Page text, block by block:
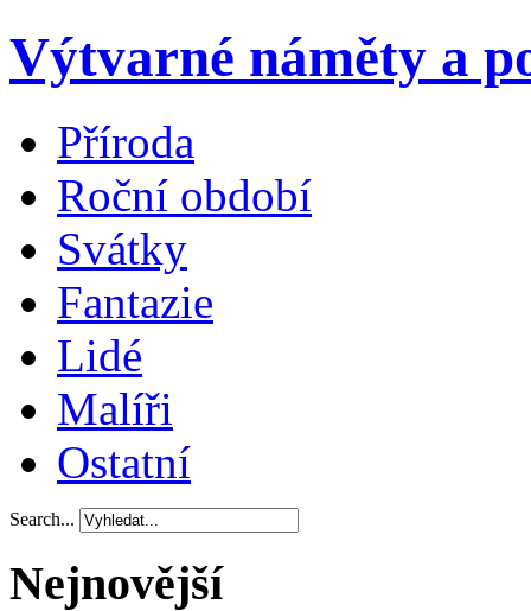
Výtvarné náměty a
Příroda
Roční období
Svátky
Fantazie
Lidé
Malíři
Ostatní
Search...
Nejnovější